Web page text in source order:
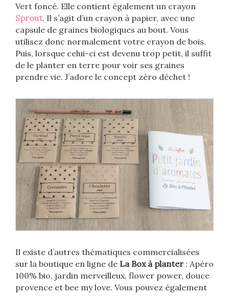
Vert foncé. Elle contient également un crayon
Sprout. Il s’agit d’un crayon à papier, avec une
capsule de graines biologiques au bout. Vous
utilisez donc normalement votre crayon de bois.
Puis, lorsque celui-ci est devenu trop petit, il suffit
de le planter en terre pour voir ses graines
prendre vie. J’adore le concept zéro déchet !
Il existe d’autres thématiques commercialisées
sur la boutique en ligne de La Box à planter : Apéro
100% bio, jardin merveilleux, flower power, douce
provence et bee my love. Vous pouvez également